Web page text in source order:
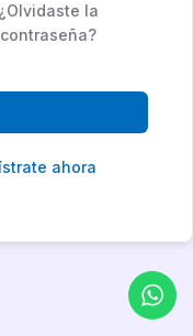
¿Olvidaste la
contraseña?
ahora